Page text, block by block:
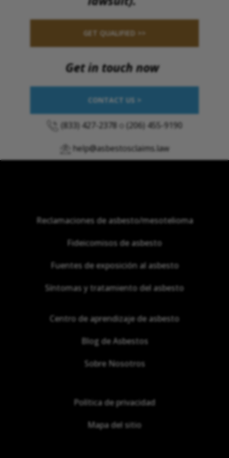
GET QUALIFIED >>
Get in touch now
CONTACT US >
(833) 427-2378 (206) 455-9190
help@asbestosclaims.law
Reclamaciones de asbesto/mesotelioma
Fideicomisos de asbesto
Fuentes de exposición al asbesto
Síntomas y tratamiento del asbesto
Centro de aprendizaje de asbesto
Blog de Asbestos
Sobre Nosotros
Política de privacidad
Mapa del sitio